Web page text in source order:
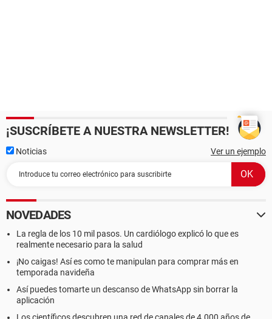
¡SUSCRÍBETE A NUESTRA NEWSLETTER!
Noticias Ver un ejemplo
NOVEDADES
La regla de los 10 mil pasos. Un cardiólogo explicó lo que es
realmente necesario para la salud
¡No caigas! Así es como te manipulan para comprar más en
temporada navideña
Así puedes tomarte un descanso de WhatsApp sin borrar la
aplicación